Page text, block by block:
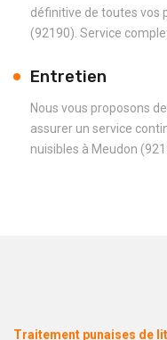
définitive de toutes vos
(92190). Service
Entretien
Nous vous proposons
assurer un service
nuisibles à Meudon
Traitement punaises de lit